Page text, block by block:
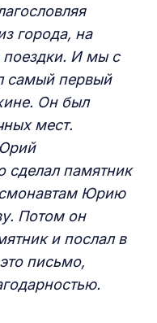
города, на
поездки. И мы с
самый первый
Он был
мест.
сделал памятник
Юрию
Потом он
и послал в
письмо,